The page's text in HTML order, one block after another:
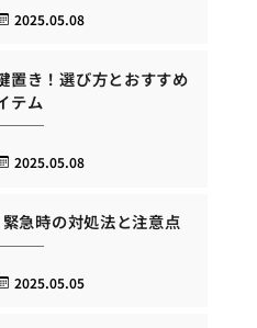
2025.05.08
置き！選び方とおすすめ
テム
2025.05.08
急時の対処法と注意点
2025.05.05